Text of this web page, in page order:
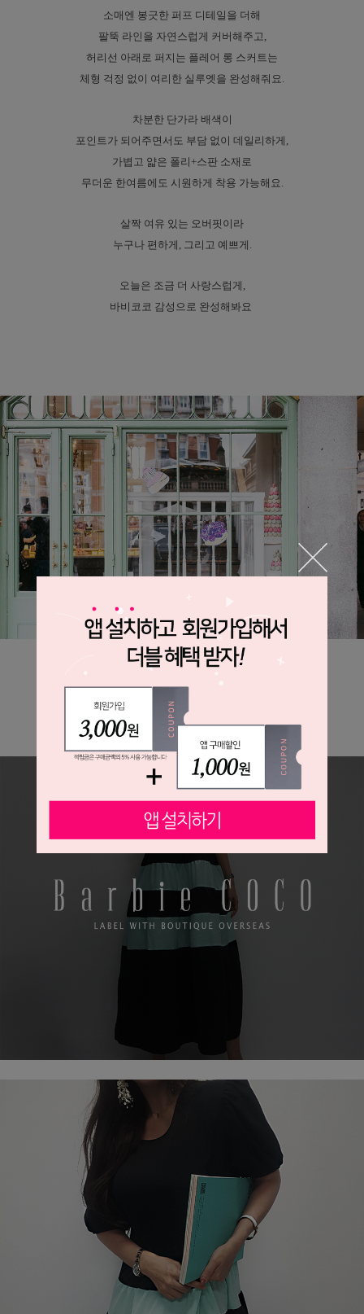
소매엔 봉긋한 퍼프 디테일을 더해
팔뚝 라인을 자연스럽게 커버해주고,
허리선 아래로 퍼지는 플레어 롱 스커트는
체형 걱정 없이 여리한 실루엣을 완성해줘요.
차분한 단가라 배색이
포인트가 되어주면서도 부담 없이 데일리하게,
가볍고 얇은 폴리+스판 소재로
무더운 한여름에도 시원하게 착용 가능해요.
살짝 여유 있는 오버핏이라
누구나 편하게, 그리고 예쁘게.
오늘은 조금 더 사랑스럽게,
바비코코 감성으로 완성해봐요